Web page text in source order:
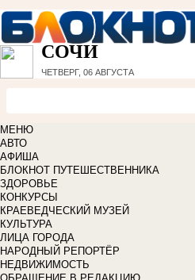
СОЧИ
ЧЕТВЕРГ, 06 АВГУСТА
МЕНЮ
АВТО
АФИША
БЛОКНОТ ПУТЕШЕСТВЕННИКА
ЗДОРОВЬЕ
КОНКУРСЫ
КРАЕВЕДЧЕСКИЙ МУЗЕЙ
КУЛЬТУРА
ЛИЦА ГОРОДА
НАРОДНЫЙ РЕПОРТЁР
НЕДВИЖИМОСТЬ